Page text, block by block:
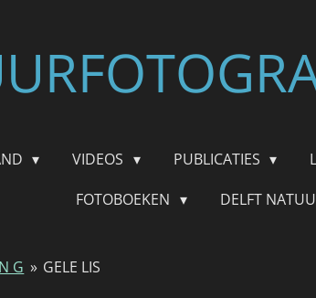
VIDEOS PUBLICATIES
FOTOBOEKEN
DELFT
G » GELE LIS